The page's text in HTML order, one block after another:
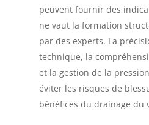
peuvent fournir des
ne vaut la formation
par des experts. La
technique, la
et la gestion de la
éviter les risques de
bénéfices du drainage du